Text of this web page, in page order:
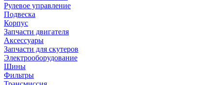
Рулевое управление
Подвеска
Корпус
Запчасти двигателя
Аксессуары
Запчасти для скутеров
Электрооборудование
Шины
Фильтры